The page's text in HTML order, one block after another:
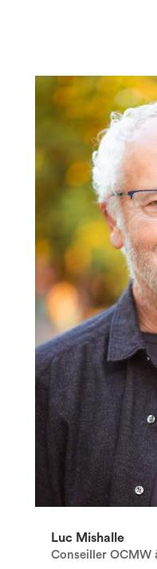
Luc Mishalle
Conseiller OCMW